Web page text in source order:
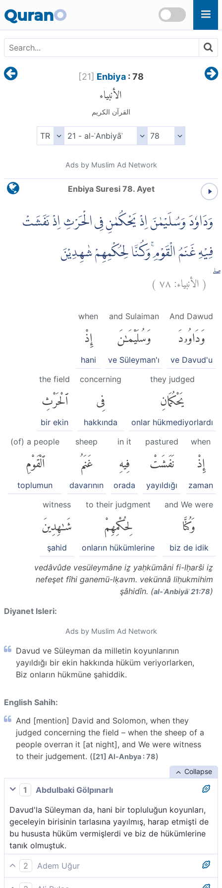
QuranO
[21] Enbiya: 78
الأنبياء
القرآن الكريم
Ads by Muslim Ad Network
Enbiya Suresi 78. Ayet
وَدَاوٗدَ وَسُلَيْمٰنَ اِذْ يَحْكُمٰنِ فِى الْحَرْثِ اِذْ نَفَشَتْ
فِيْهِ غَنَمُ الْقَوْمِۚ وَكُنَّا لِحُكْمِهِمْ شٰهِدِيْنَ
(الأنبياء:٧٨)
And Dawud
وَدَاوُۥدَ
ve Davud'u
and Sulaiman
وَسُلَيْمَٰنَ
ve Süleyman'ı
when
إِذْ
hani
they judged
يَحْكُمَانِ
onlar hükmediyorlardı
concerning
فِى
hakkında
the field
ٱلْحَرْثِ
bir ekin
when
إِذْ
zaman
pastured
نَفَشَتْ
yayıldığı
in it
فِيهِ
orada
sheep
غَنَمُ
davarının
(of) a people
ٱلْقَوْمِ
toplumun
and We were
وَكُنَّا
biz de idik
to their judgment
لِحُكْمِهِمْ
onların hükümlerine
witness
شَٰهِدِينَ
şahid
vedâvûde vesüleymâne iẕ yaḥkümâni fi-lḥarŝi iẕ
nefeşet fîhi ganemü-lḳavm. vekünnâ liḥukmihim
şâhidîn. (al-ʾAnbiyāʾ 21:78)
Diyanet Isleri:
Ads by Muslim Ad Network
Davud ve Süleyman da milletin koyunlarının
yayıldığı bir ekin hakkında hüküm veriyorlarken,
Biz onların hükmüne şahiddik.
English Sahih:
And [mention] David and Solomon, when they
judged concerning the field – when the sheep of a
people overran it [at night], and We were witness
to their judgement. ([21] Al-Anbya : 78)
Collapse
1
Abdulbaki Gölpınarlı
Davud'la Süleyman da, hani bir topluluğun koyunları,
geceleyin birisinin tarlasına yayılmış, harap etmişti de
bu hususta hüküm vermişlerdi ve biz de hükümlerine
tanık olmuştuk.
2
Adem Uğur
Davud ve Süleyman´ı da (an). Bir zaman, bir ekin